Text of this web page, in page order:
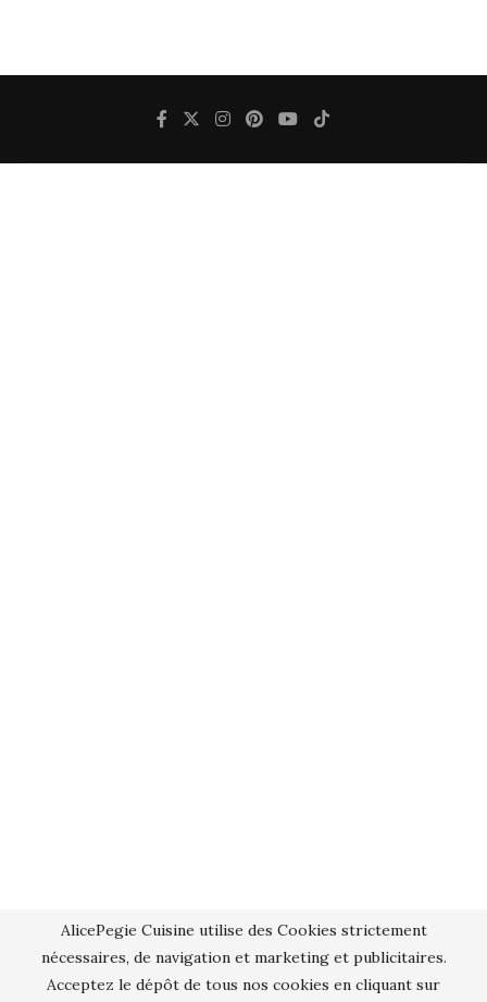
AlicePegie Cuisine utilise des Cookies strictement
nécessaires, de navigation et marketing et publicitaires.
Acceptez le dépôt de tous nos cookies en cliquant sur